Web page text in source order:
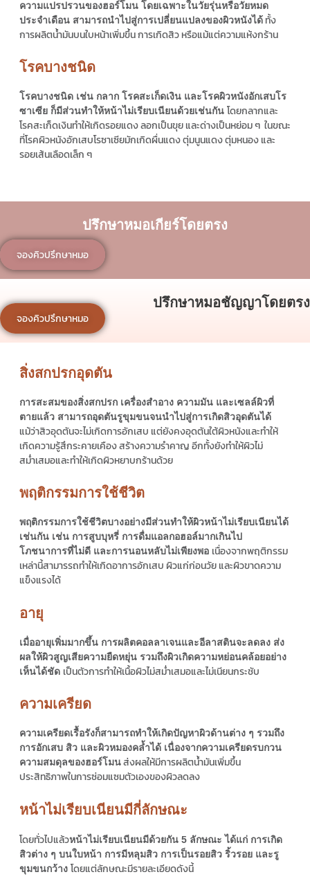
ความแปรปรวนของฮอร์โมน โดยเฉพาะในวัยรุ่นหรือวัยหมด
ประจำเดือน สามารถนำไปสู่การเปลี่ยนแปลงของผิวหนังได้ ทั้ง
การผลิตน้ำมันบนใบหน้าเพิ่มขึ้น การเกิดสิว หรือแม้แต่ความแห้งกร้าน
โรคบางชนิด
โรคบางชนิด เช่น กลาก โรคสะเก็ดเงิน และโรคผิวหนังอักเสบโร
ซาเซีย ก็มีส่วนทำให้หน้าไม่เรียบเนียนด้วยเช่นกัน โดยกลากและ
โรคสะเก็ดเงินทำให้เกิดรอยแดง ลอกเป็นขุย และด่างเป็นหย่อม ๆ ในขณะ
ที่โรคผิวหนังอักเสบโรซาเซียมักเกิดผื่นแดง ตุ่มนูนแดง ตุ่มหนอง และ
รอยเส้นเลือดเล็ก ๆ
ปรึกษาหมอเกียร์โดยตรง
จองคิวปรึกษาหมอ
ปรึกษาหมอชัญญาโดยตรง
จองคิวปรึกษาหมอ
สิ่งสกปรกอุดตัน
การสะสมของสิ่งสกปรก เครื่องสำอาง ความมัน และเซลล์ผิวที่
ตายแล้ว สามารถอุดตันรูขุมขนจนนำไปสู่การเกิดสิวอุดตันได้
แม้ว่าสิวอุดตันจะไม่เกิดการอักเสบ แต่ยังคงอุดตันใต้ผิวหนังและทำให้
เกิดความรู้สึกระคายเคือง สร้างความรำคาญ อีกทั้งยังทำให้ผิวไม่
สม่ำเสมอและทำให้เกิดผิวหยาบกร้านด้วย
พฤติกรรมการใช้ชีวิต
พฤติกรรมการใช้ชีวิตบางอย่างมีส่วนทำให้ผิวหน้าไม่เรียบเนียนได้
เช่นกัน เช่น การสูบบุหรี่ การดื่มแอลกอฮอล์มากเกินไป
โภชนาการที่ไม่ดี และการนอนหลับไม่เพียงพอ เนื่องจากพฤติกรรม
เหล่านี้สามารรถทำให้เกิดอาการอักเสบ ผิวแก่ก่อนวัย และผิวขาดความ
แข็งแรงได้
อายุ
เมื่ออายุเพิ่มมากขึ้น การผลิตคอลลาเจนและอีลาสตินจะลดลง ส่ง
ผลให้ผิวสูญเสียความยืดหยุ่น รวมถึงผิวเกิดความหย่อนคล้อยอย่าง
เห็นได้ชัด เป็นตัวการทำให้เนื้อผิวไม่สม่ำเสมอและไม่เนียนกระชับ
ความเครียด
ความเครียดเรื้อรังก็สามารถทำให้เกิดปัญหาผิวด้านต่าง ๆ รวมถึง
การอักเสบ สิว และผิวหมองคล้ำได้ เนื่องจากความเครียดรบกวน
ความสมดุลของฮอร์โมนส่งผลให้มีการผลิตน้ำมันเพิ่มขึ้น
ประสิทธิภาพในการซ่อมแซมตัวเองของผิวลดลง
หน้าไม่เรียบเนียนมีกี่ลักษณะ
โดยทั่วไปแล้วหน้าไม่เรียบเนียนมีด้วยกัน 5 ลักษณะ ได้แก่ การเกิด
สิวต่าง ๆ บนใบหน้า การมีหลุมสิว การเป็นรอยสิว ริ้วรอย และรู
ขุมขนกว้าง โดยแต่ลักษณะมีรายละเอียดดังนี้